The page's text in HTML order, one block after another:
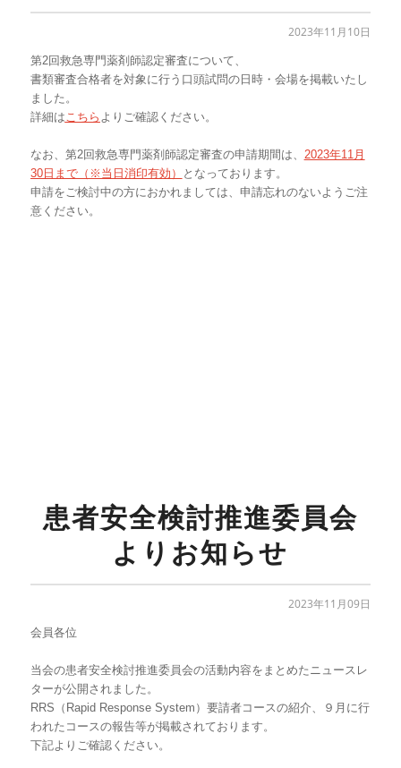
2023年11月10日
第2回救急専門薬剤師認定審査について、
書類審査合格者を対象に行う口頭試問の日時・会場を掲載いたし
ました。
詳細はこちら よりご確認ください。
なお、第2回救急専門薬剤師認定審査の申請期間は、 2023年11月
30日まで（※当日消印有効）
となっております。
申請をご検討中の方におかれましては、申請忘れのないようご注
意ください。
患者安全検討推進委員会
よりお知らせ
2023年11月09日
会員各位
当会の患者安全検討推進委員会の活動内容をまとめたニュースレ
ターが公開されました。
RRS（Rapid Response System）要請者コースの紹介、９月に行
われたコースの報告等が掲載されております。
下記よりご確認ください。